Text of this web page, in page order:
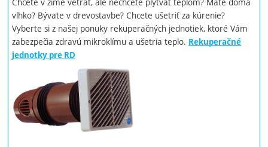
vlhko? Bývate v drevostavbe? Chcete ušetriť za kúrenie?
Vyberte si z našej ponuky rekuperačných jednotiek, ktoré Vám
zabezpečia zdravú mikroklímu a ušetria teplo. Rekuperačné
jednotky pre RD